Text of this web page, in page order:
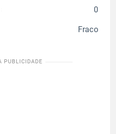
0
Fraco